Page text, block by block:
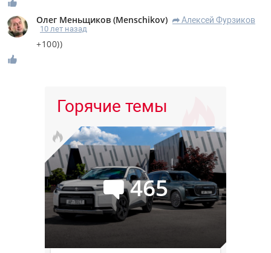
Олег Меньщиков (Menschikov) R Алексей Фурзиков
10 лет назад
+100))
Горячие темы
465